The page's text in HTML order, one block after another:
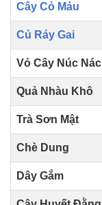
Cây Cỏ Máu
Củ Ráy Gai
Vỏ Cây Núc Nác
Quả Nhàu Khô
Trà Sơn Mật
Chè Dung
Dây Gắm